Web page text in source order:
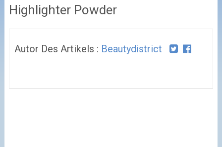
Highlighter Powder
Autor Des Artikels : Beautydistrict